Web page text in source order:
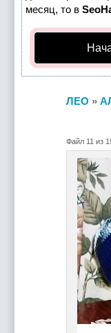
месяц, то в
ЛЕО »
Файл 11 из